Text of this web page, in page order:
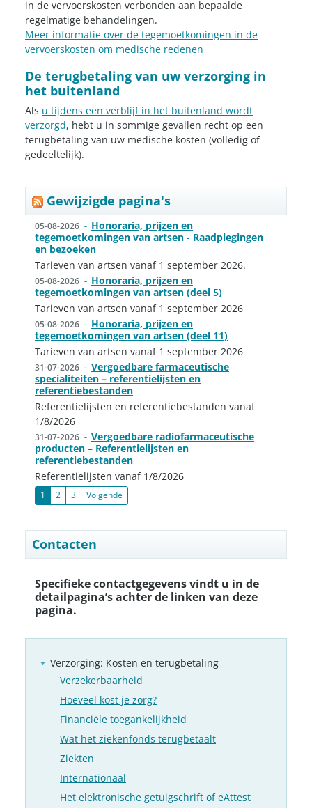
Verzorging: Kosten en terugbetaling
Verzekerbaarheid
Hoeveel kost je zorg?
Financiële toegankelijkheid
Wat het ziekenfonds terugbetaalt
Ziekten
Internationaal
Het elektronische getuigschrift of eAttest
in de vervoerskosten verbonden aan bepaalde
regelmatige behandelingen.
Meer informatie over de tegemoetkomingen in de
vervoerskosten om medische redenen
De terugbetaling van uw verzorging in
het buitenland
Als u tijdens een verblijf in het buitenland wordt
verzorgd, hebt u in sommige gevallen recht op een
terugbetaling van uw medische kosten (volledig of
gedeeltelijk).
Gewijzigde pagina's
05-08-2026 - Honoraria, prijzen en
tegemoetkomingen van artsen - Raadplegingen
en bezoeken
Tarieven van artsen vanaf 1 september 2026.
05-08-2026 - Honoraria, prijzen en
tegemoetkomingen van artsen (deel 5)
Tarieven van artsen vanaf 1 september 2026
05-08-2026 - Honoraria, prijzen en
tegemoetkomingen van artsen (deel 11)
Tarieven van artsen vanaf 1 september 2026
31-07-2026 - Vergoedbare farmaceutische
specialiteiten – referentielijsten en
referentiebestanden
Referentielijsten en referentiebestanden vanaf
1/8/2026
31-07-2026 - Vergoedbare radiofarmaceutische
producten – Referentielijsten en
referentiebestanden
Referentielijsten vanaf 1/8/2026
1 (search.pagination.current)
2 3 Volgende
Contacten
Specifieke contactgegevens vindt u in de
detailpagina’s achter de linken van deze
pagina.